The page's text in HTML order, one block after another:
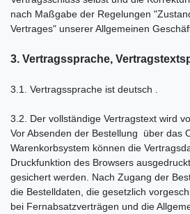
nach Maßgabe der Regelungen
Vertrages" unserer Allgemeinen
3. Vertragssprache,
3.1. Vertragssprache ist deutsch
3.2. Der vollständige Vertragstext wird
Vor Absenden der Bestellung
über das
Warenkorbsystem können die
Druckfunktion des Browsers
gesichert werden. Nach Zugang der
die Bestelldaten, die gesetzlich
bei Fernabsatzverträgen und die